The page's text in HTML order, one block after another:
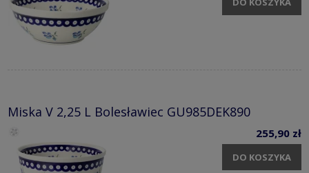
Miska V 2,25 L Bolesławiec GU985DEK890
255,90 zł
DO KOSZYKA